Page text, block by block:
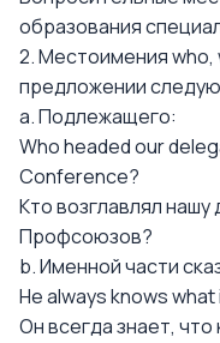
образования
2. Местоимения who,
предложении
a. Подлежащего:
Who headed our
Conference?
Кто возглавлял
Профсоюзов?
b. Именной части
Не always knows what
Он всегда знает, что